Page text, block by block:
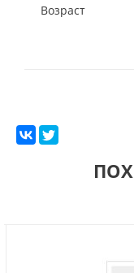
Возраст